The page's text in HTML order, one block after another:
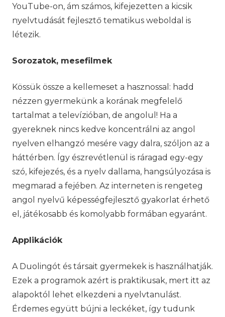
YouTube-on, ám számos, kifejezetten a kicsik
nyelvtudását fejlesztő tematikus weboldal is
létezik.
Sorozatok, mesefilmek
Kössük össze a kellemeset a hasznossal: hadd
nézzen gyermekünk a korának megfelelő
tartalmat a televízióban, de angolul! Ha a
gyereknek nincs kedve koncentrálni az angol
nyelven elhangzó mesére vagy dalra, szóljon az a
háttérben. Így észrevétlenül is ráragad egy-egy
szó, kifejezés, és a nyelv dallama, hangsúlyozása is
megmarad a fejében. Az interneten is rengeteg
angol nyelvű képességfejlesztő gyakorlat érhető
el, játékosabb és komolyabb formában egyaránt.
Applikációk
A Duolingót és társait gyermekek is használhatják.
Ezek a programok azért is praktikusak, mert itt az
alapoktól lehet elkezdeni a nyelvtanulást.
Érdemes együtt bújni a leckéket, így tudunk